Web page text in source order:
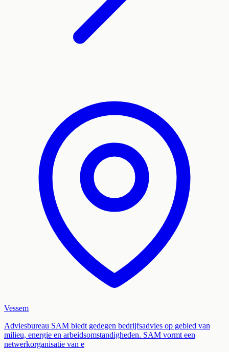
Vessem
Adviesbureau SAM biedt gedegen bedrijfsadvies op gebied van
milieu, energie en arbeidsomstandigheden. SAM vormt een
netwerkorganisatie van e